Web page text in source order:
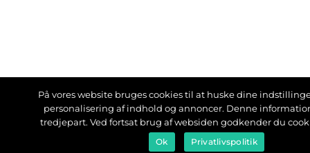
På vores website bruges cookies til at huske dine
personalisering af indhold og annoncer. Denne
tredjepart. Ved fortsat brug af websiden godkender du
Ok Privatlivspolitik